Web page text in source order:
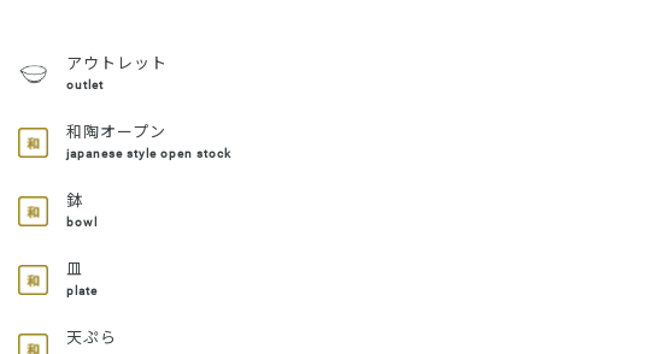
アウトレット
outlet
和陶オープン
japanese style open stock
鉢
bowl
皿
plate
天ぷら